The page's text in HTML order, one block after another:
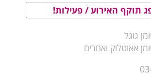
תוקף האירוע / פעילות!
גוגל
אאוטלוק ואחרים